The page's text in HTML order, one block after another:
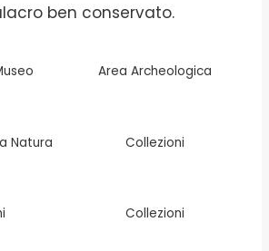
ben conservato.
Area Archeologica
Natura Collezioni
Collezioni